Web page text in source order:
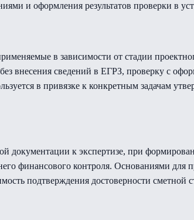
и оформления результатов проверки в
в зависимости от стадии
внесения сведений в ЕГРЗ, проверку с
в привязке к конкретным задачам
документации к экспертизе, при
финансового контроля. Основаниями для
подтверждения достоверности сметной